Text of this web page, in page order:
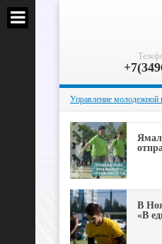
Управление молодежной
В
«В